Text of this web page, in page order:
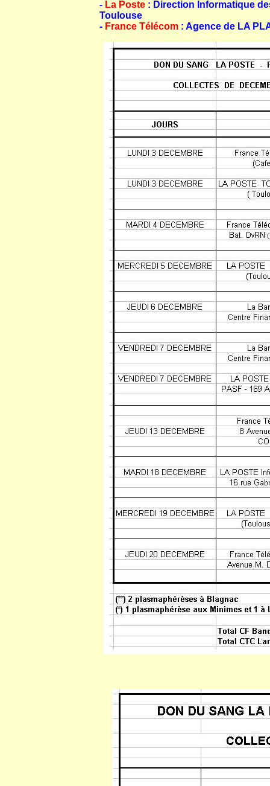
- La Poste : Direction Informatique
Toulouse
- France Télécom : Agence de LA